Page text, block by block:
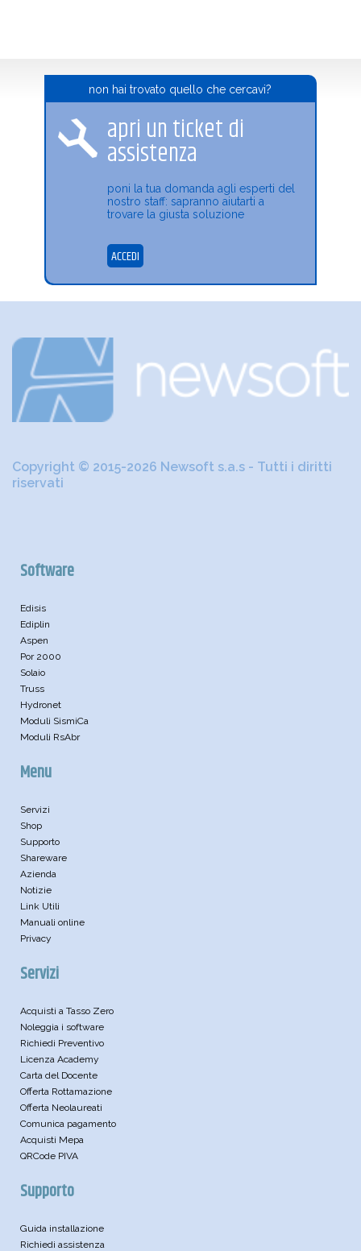
non hai trovato quello che cercavi?
apri un ticket di
assistenza
poni la tua domanda agli esperti del
nostro staff: sapranno aiutarti a
trovare la giusta soluzione
ACCEDI
Copyright © 2015-2026 Newsoft s.a.s - Tutti i diritti
riservati
Software
Edisis
Ediplin
Aspen
Por 2000
Solaio
Truss
Hydronet
Moduli SismiCa
Moduli RsAbr
Menu
Servizi
Shop
Supporto
Shareware
Azienda
Notizie
Link Utili
Manuali online
Privacy
Servizi
Acquisti a Tasso Zero
Noleggia i software
Richiedi Preventivo
Licenza Academy
Carta del Docente
Offerta Rottamazione
Offerta Neolaureati
Comunica pagamento
Acquisti Mepa
QRCode PIVA
Supporto
Guida installazione
Richiedi assistenza